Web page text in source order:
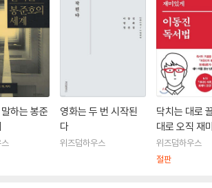
하는 봉준
영화는 두 번 시작된
다
위즈덤하우스
닥치는 대로
대로 오직 재
이동진 독서법
위즈덤하우스
절판